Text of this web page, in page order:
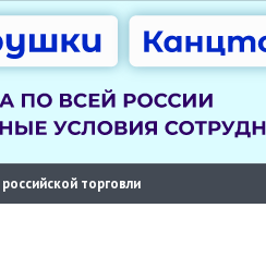
торговли